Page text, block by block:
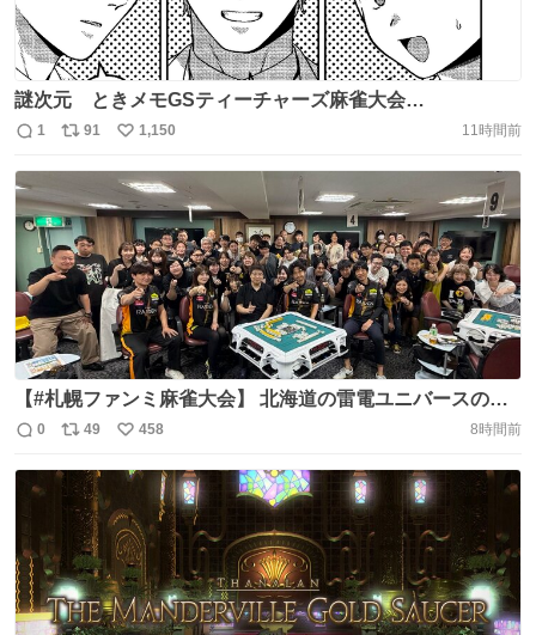
謎次元 ときメモGSティーチャーズ麻雀大会
https://t.co/0CfZGf2oIC https://t.co/neYUK9E85a
返
信
数
1
リ
ポ
ト
数
91
い
い
ね
数
1,150 11時間前
【#札幌ファンミ麻雀大会】 北海道の雷電ユニバースの皆
さまと念願の麻雀大会ありがとうございました‼️ 選手一同
てくださりました日本プロ麻雀連盟北海道本部の皆さま、
会場の夢道場さまありがとうございました☺️ 雷電の麻雀
は！ https://t.co/68DCsfmSV3 https://t.co/MmocVVJzvx
返
信
0
リ
ポ
ス
ト
49
い
い
数
458 8時間前